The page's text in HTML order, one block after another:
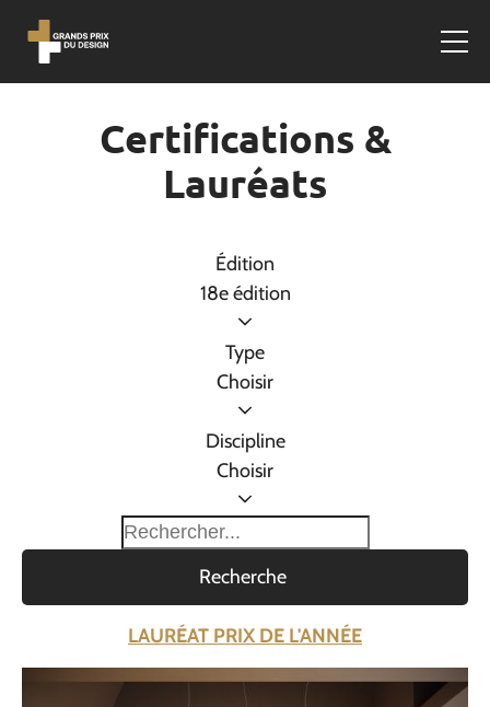
Certifications &
Lauréats
Édition
18e édition
Type
Choisir
Discipline
Choisir
Recherche
LAURÉAT PRIX DE L'ANNÉE